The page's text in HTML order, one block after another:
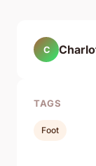
C
TAGS
Foot